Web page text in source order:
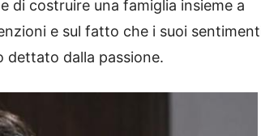
di costruire una famiglia insieme a
e sul fatto che i suoi
dettato dalla passione.